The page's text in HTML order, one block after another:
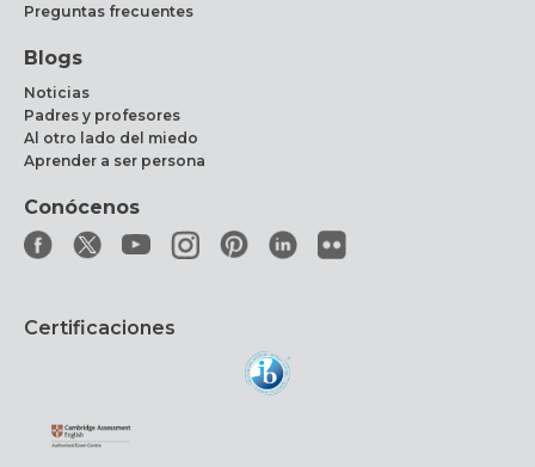
Preguntas frecuentes
Blogs
Noticias
Padres y profesores
Al otro lado del miedo
Aprender a ser persona
Conócenos
Certificaciones